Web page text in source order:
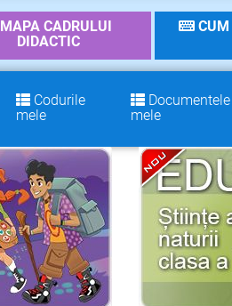
MAPA CADRULUI
DIDACTIC
Codurile
mele
Documentele
mele